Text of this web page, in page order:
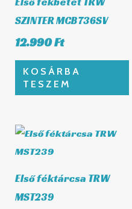
SZINTER MCB736SV
12.990Ft
KOSÁRBA
TESZEM
Első féktárcsa TRW
MST239